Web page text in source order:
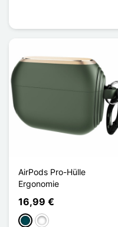
AirPods Pro-Hülle
Ergonomie
16,99 €
Vert Minuit
Noir / Gris